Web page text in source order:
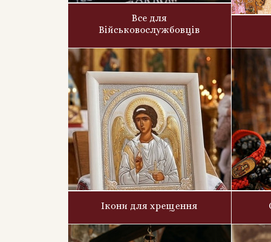
Все для
Військовослужбовців
Ікони для хрещення